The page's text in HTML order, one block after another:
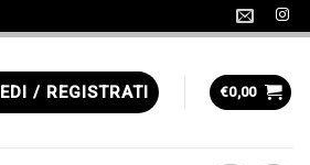
/ REGISTRATI €0,00